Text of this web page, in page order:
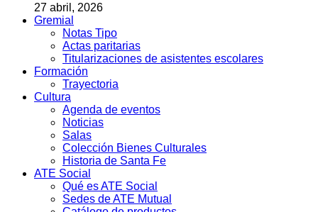
27 abril, 2026
Gremial
Notas Tipo
Actas paritarias
Titularizaciones de asistentes escolares
Formación
Trayectoria
Cultura
Agenda de eventos
Noticias
Salas
Colección Bienes Culturales
Historia de Santa Fe
ATE Social
Qué es ATE Social
Sedes de ATE Mutual